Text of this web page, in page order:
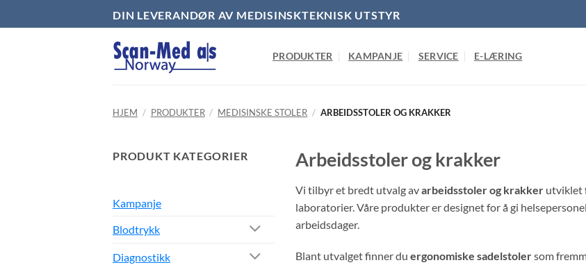
to
DIN LEVERANDØR AV MEDISINSKTEKNISK UTSTYR
PRODUKTER KAMPANJE SERVICE E-LÆRING
HJEM / PRODUKTER / MEDISINSKE STOLER / ARBEIDSSTOLER OG KRAKKER
PRODUKT KATEGORIER
Kampanje
Blodtrykk
Diagnostikk
Arbeidsstoler og krakker
Vi tilbyr et bredt utvalg avarbeidsstoler og krakkerutviklet
laboratorier. Våre produkter er designet for å gi
arbeidsdager.
Blant utvalget finner du ergonomiske sadelstolersom